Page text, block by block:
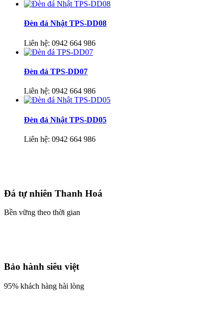
Đèn đá Nhật TPS-DD08
Liên hệ: 0942 664 986
Đèn đá TPS-DD07
Liên hệ: 0942 664 986
Đèn đá Nhật TPS-DD05
Liên hệ: 0942 664 986
Đá tự nhiên Thanh Hoá
Bền vững theo thời gian
Bảo hành siêu việt
95% khách hàng hài lòng